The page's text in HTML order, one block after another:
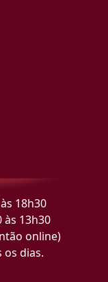
18h30
às 13h30
online)
dias.